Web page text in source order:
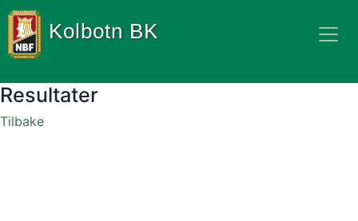
Kolbotn BK
Resultater
Tilbake